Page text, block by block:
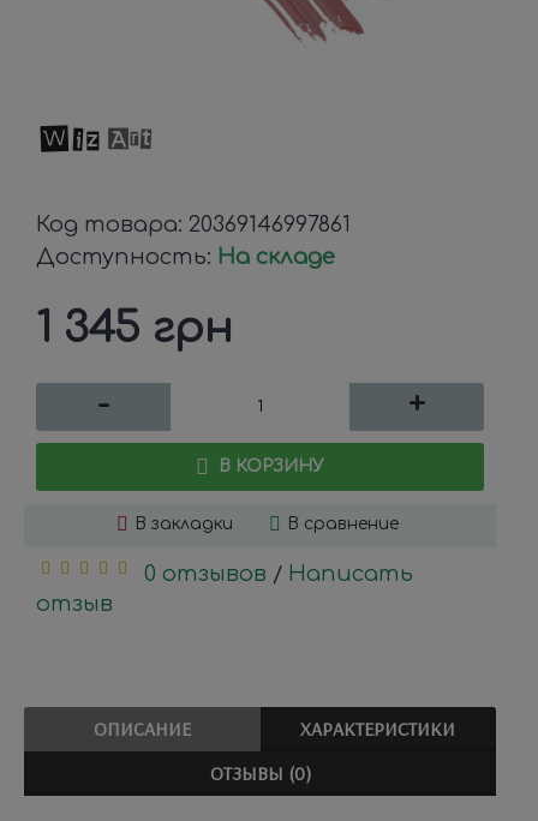
Код товара: 20369146997861
Доступность: На складе
1 345 грн
- +
В КОРЗИНУ
В закладки В сравнение
0 отзывов / Написать
отзыв
ОПИСАНИЕ
ХАРАКТЕРИСТИКИ
ОТЗЫВЫ (0)